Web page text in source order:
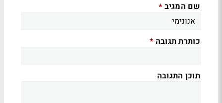
שם המגיב *
כותרת תגובה *
תוכן התגובה